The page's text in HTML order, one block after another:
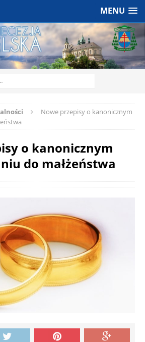
MENU
Nowe przepisy o kanonicznym
o kanonicznym
do małżeństwa